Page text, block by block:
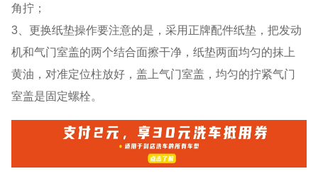
角拧；
3、更换纸垫操作要注意的是，采用正牌配件纸垫，把发动
机和气门室盖的两个结合面擦干净，纸垫两面均匀的抹上
黄油，对准定位柱放好，盖上气门室盖，均匀的拧紧气门
室盖是固定螺栓。